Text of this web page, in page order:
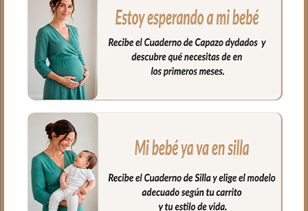
Cremalleras laterales para usar como
necesites y la opción de quitar la tapa
entera para usar la funda como
colchoneta de capazo.
La versión desenfundable lleva la
funcionalidad un paso más allá: la tapa
del saco se transforma en una mantita
independiente para usar cuando quieras.
**Tres tamaños para cada capazo:
– Universal — se adapta a la mayoría de
capazos del mercado